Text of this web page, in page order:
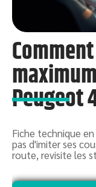
Peugeot
Fiche technique
pas d'imiter ses
route, revisite les